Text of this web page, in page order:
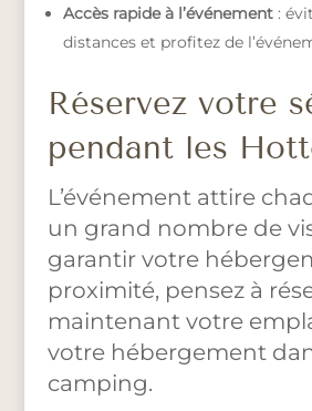
Accès rapide à l’événement:
distances et profitez de
Réservez votre
pendant les
L’événement attire
un grand nombre de
garantir votre
proximité, pensez à
maintenant votre
votre hébergement
camping.